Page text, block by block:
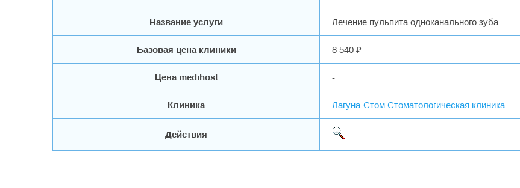
Название услуги Лечение пульпита одноканального зуба
Базовая цена клиники 8 540 ₽
Цена medihost -
Клиника Лагуна-Стом Стоматологическая клиника
Действия